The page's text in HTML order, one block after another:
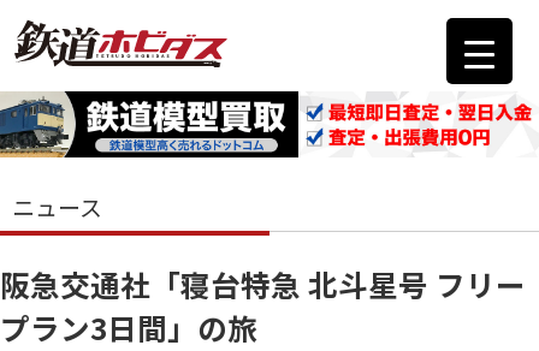
ニュース
阪急交通社「寝台特急 北斗星号 フリー
プラン3日間」の旅